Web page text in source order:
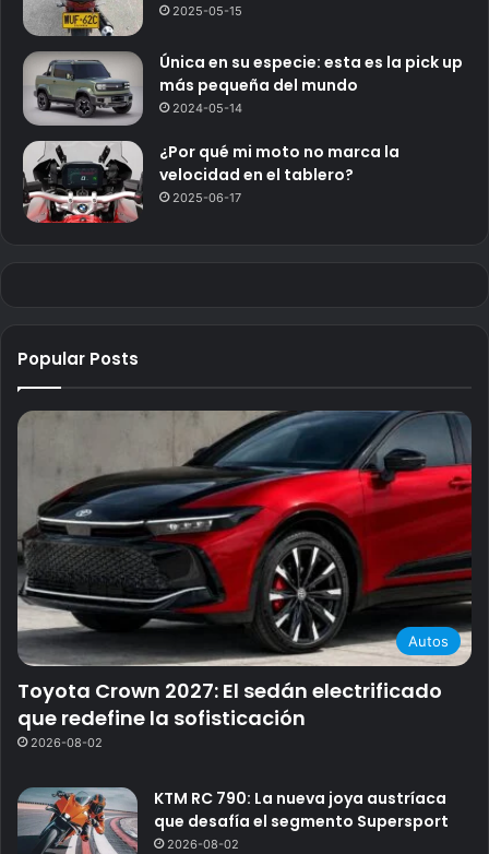
2025-05-15
Única en su especie: esta es la pick up
más pequeña del mundo
2024-05-14
¿Por qué mi moto no marca la
velocidad en el tablero?
2025-06-17
Popular Posts
Autos
Toyota Crown 2027: El sedán electrificado
que redefine la sofisticación
2026-08-02
KTM RC 790: La nueva joya austríaca
que desafía el segmento Supersport
2026-08-02